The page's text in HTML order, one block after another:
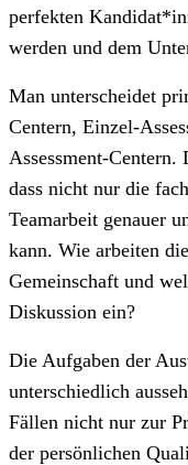
perfekten
werden und dem
Man unterscheidet
Centern, Einzel-
Assessment-
dass nicht nur die
Teamarbeit genauer
kann. Wie arbeiten
Gemeinschaft und
Diskussion ein?
Die Aufgaben der
unterschiedlich
Fällen nicht nur zur
der persönlichen